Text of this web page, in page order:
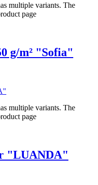
multiple variants. The
page
g/m² "Sofia"
multiple variants. The
page
"LUANDA"